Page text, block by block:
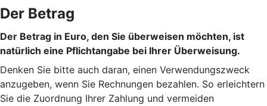
Der Betrag
Der Betrag in Euro, den Sie überweisen möchten, ist
natürlich eine Pflichtangabe bei Ihrer Überweisung.
Denken Sie bitte auch daran, einen Verwendungszweck
anzugeben, wenn Sie Rechnungen bezahlen. So erleichtern
Sie die Zuordnung Ihrer Zahlung und vermeiden